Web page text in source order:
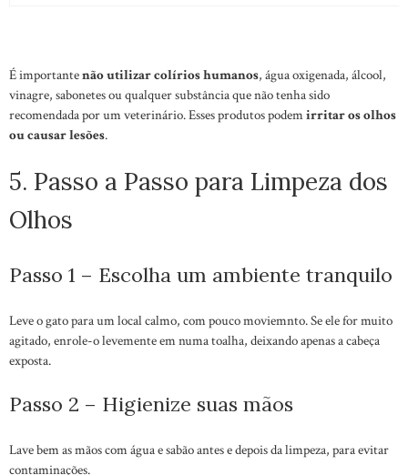
É importantenão utilizar colírios humanos, água oxigenada, álcool,
vinagre, sabonetes ou qualquer substância que não tenha sido
recomendada por um veterinário. Esses produtos podemirritar os olhos
ou causar lesões.
5. Passo a Passo para Limpeza dos
Olhos
Passo 1 – Escolha um ambiente tranquilo
Leve o gato para um local calmo, com pouco moviemnto. Se ele for muito
agitado, enrole-o levemente em numa toalha, deixando apenas a cabeça
exposta.
Passo 2 – Higienize suas mãos
Lave bem as mãos com água e sabão antes e depois da limpeza, para evitar
contaminações.